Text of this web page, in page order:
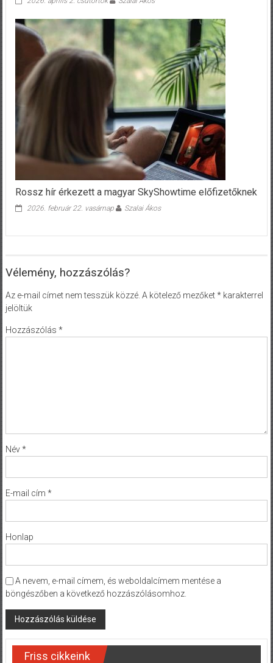
Rossz hír érkezett a magyar SkyShowtime előfizetőknek
2026. február 22. vasárnap Szalai Ákos
Vélemény, hozzászólás?
Az e-mail címet nem tesszük közzé. A kötelező mezőket*karakterrel
jelöltük
Hozzászólás *
Név*
E-mail cím *
Honlap
A nevem, e-mail címem, és weboldalcímem mentése a
böngészőben a következő hozzászólásomhoz.
Friss cikkeink